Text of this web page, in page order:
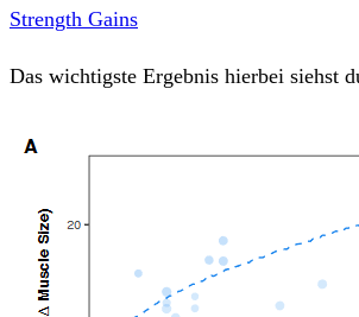
Strength Gains
Das wichtigste Ergebnis hierbei siehst